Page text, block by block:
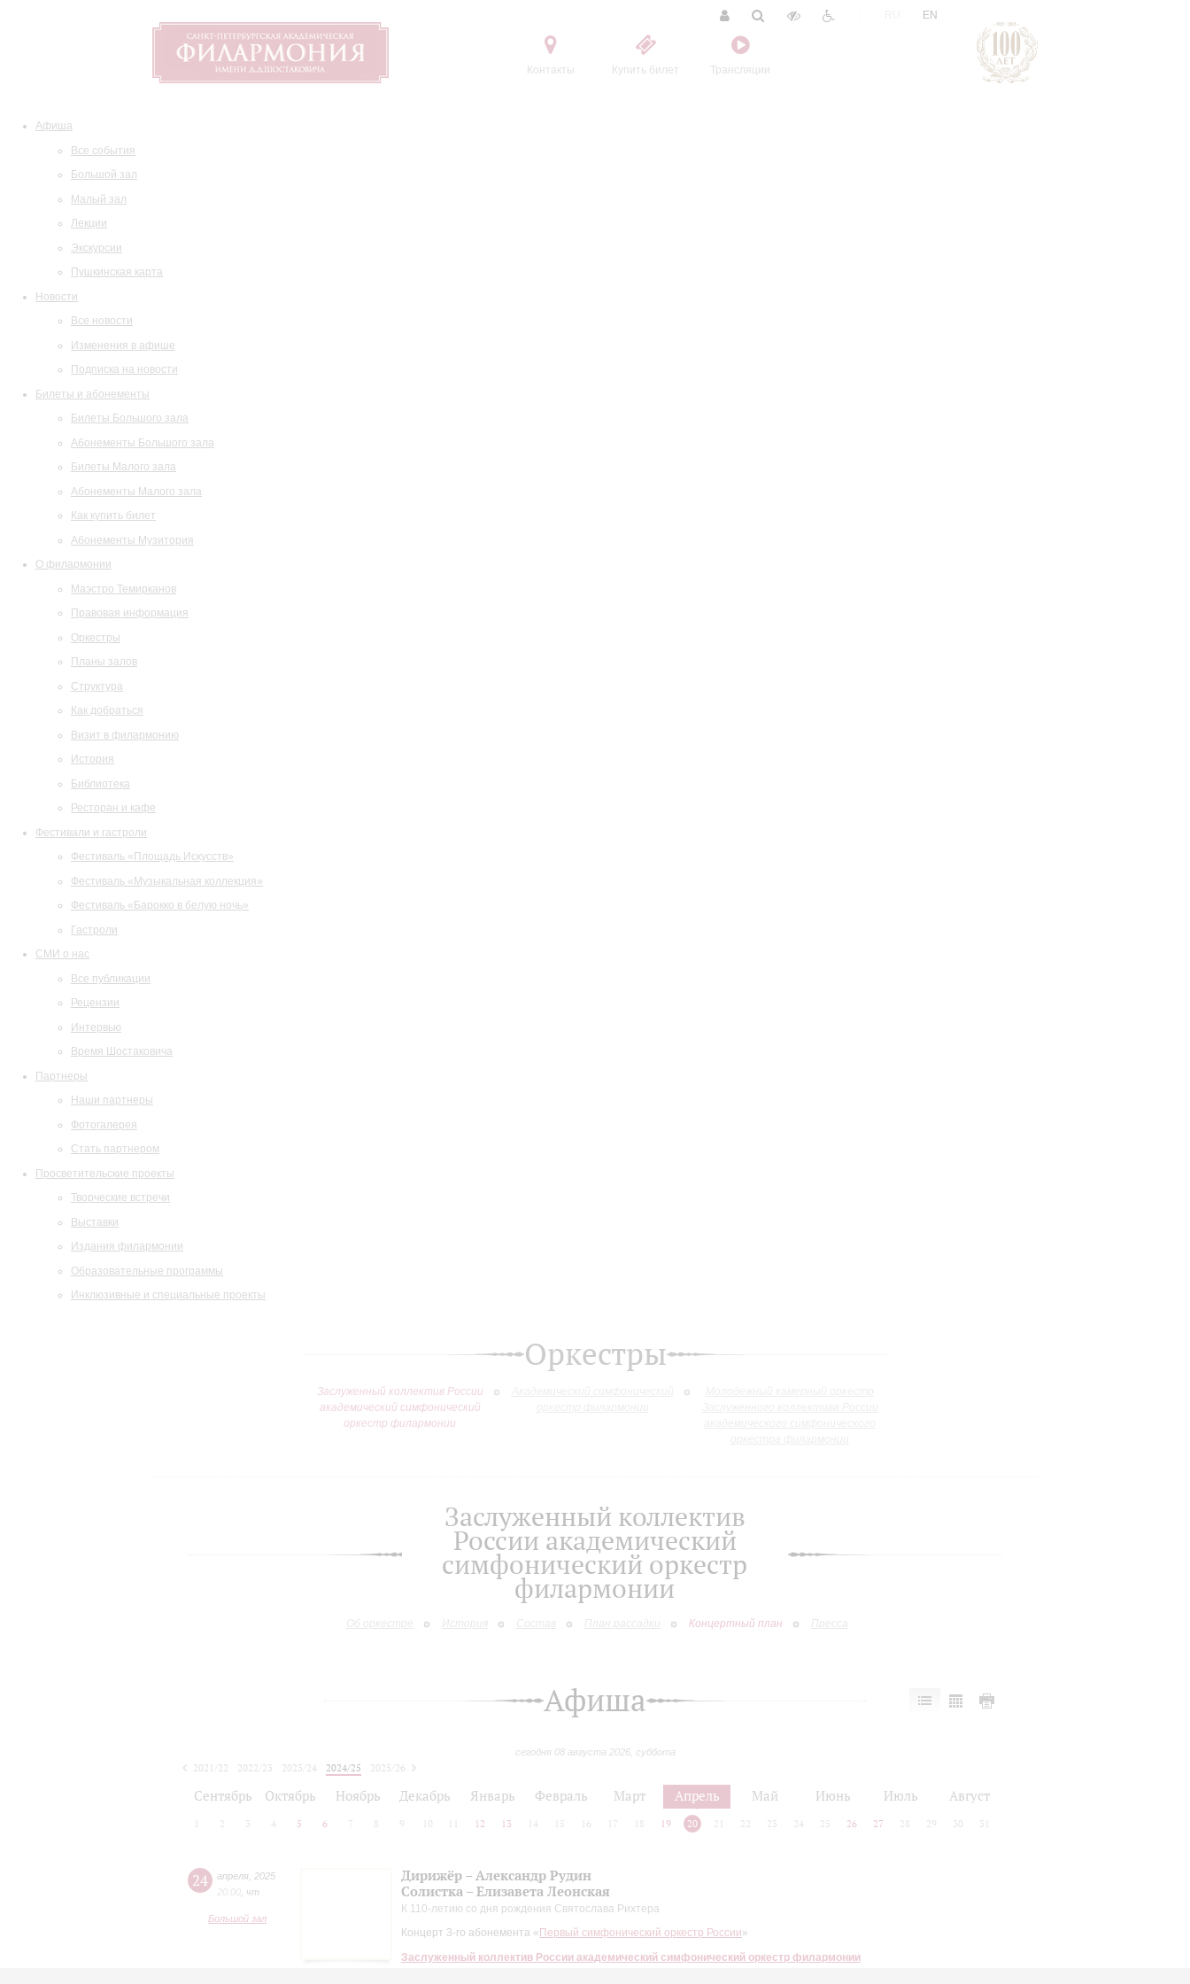
Контакты Купить билет Трансляции
EN
Афиша
Все события
Большой зал
Малый зал
Лекции
Экскурсии
Пушкинская карта
Новости
Все новости
Изменения в афише
Подписка на новости
Билеты и абонементы
Билеты Большого зала
Абонементы Большого зала
Билеты Малого зала
Абонементы Малого зала
Как купить билет
Абонементы Музитория
О филармонии
Маэстро Темирканов
Правовая информация
Оркестры
Планы залов
Структура
Как добраться
Визит в филармонию
История
Библиотека
Ресторан и кафе
Фестивали и гастроли
Фестиваль «Площадь Искусств»
Фестиваль «Музыкальная коллекция»
Фестиваль «Барокко в белую ночь»
Гастроли
СМИ о нас
Все публикации
Рецензии
Интервью
Время Шостаковича
Партнеры
Наши партнеры
Фотогалерея
Стать партнером
Просветительские проекты
Творческие встречи
Выставки
Издания филармонии
Образовательные программы
Инклюзивные и специальные проекты
Оркестры
Заслуженный коллектив России
академический симфонический
оркестр филармонии
Заслуженный коллектив
России академический
симфонический оркестр
филармонии
Об оркестре История Состав План рассадки Концертный план Пресса
Афиша
сегодня 08 августа 2026, суббота
2021/22 2022/23 2023/24 2024/25
2025/26
Сентябрь Октябрь Ноябрь Декабрь Январь Февраль Март Апрель Май Июнь Июль Август
2 3 4 5 6 7 8 9 10 12 13 14 15 16 17 18 19 20 21 22 23 24 25 26 27 28 29 30 31
24 апреля 2025
20:00 чт
Большой зал
Дирижёр – Александр Рудин
Солистка – Елизавета Леонская
К 110-летию со дня рождения Святослава Рихтера
Концерт 3-го абонемента « Первый симфонический оркестр России»
Заслуженный коллектив России академический симфонический оркестр филармонии